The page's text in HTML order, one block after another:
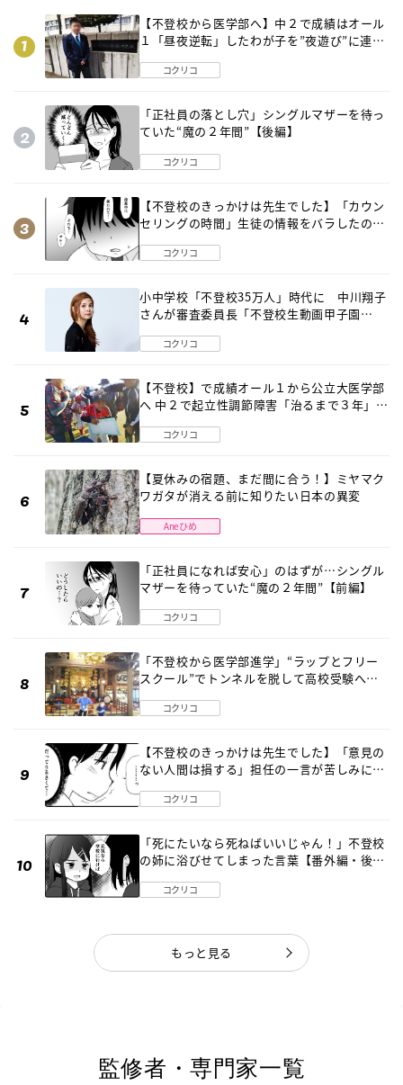
【不登校から医学部へ】中２で成績はオール
１「昼夜逆転」したわが子を”夜遊び”に連れ
コクリコ
「正社員の落とし穴」シングルマザーを待っ
ていた“魔の２年間”【後編】
コクリコ
【不登校のきっかけは先生でした】「カウン
セリングの時間」生徒の情報をバラしたの
コクリコ
小中学校「不登校35万人」時代に 中川翔子
さんが審査委員長「不登校生動画甲子園
コクリコ
【不登校】で成績オール１から公立大医学部
へ 中２で起立性調節障害「治るまで３年」の
コクリコ
【夏休みの宿題、まだ間に合う！】ミヤマク
ワガタが消える前に知りたい日本の異変
Aneひめ
「正社員になれば安心」のはずが…シングル
マザーを待っていた“魔の２年間”【前編】
コクリコ
「不登校から医学部進学」“ラップとフリー
スクール”でトンネルを脱して高校受験へ
コクリコ
【不登校のきっかけは先生でした】「意見の
ない人間は損する」担任の一言が苦しみに…
コクリコ
「死にたいなら死ねばいいじゃん！」不登校
の姉に浴びせてしまった言葉【番外編・後
コクリコ
もっと見る
監修者・専門家一覧